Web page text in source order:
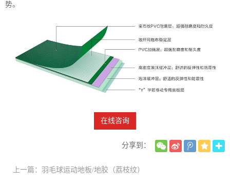
势。
在线咨询
分享到：
上一篇：羽毛球运动地板/地胶（荔枝纹）